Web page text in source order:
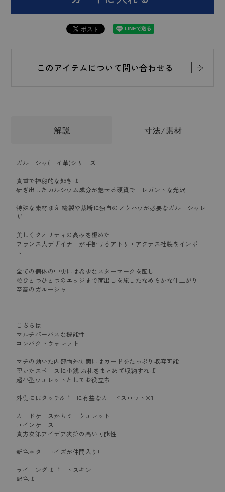
このアイテムについて問い合わせる
解説 寸法/素材
ガルーシャ(エイ革)シリーズ
貴重で神秘的な趣きは
研ぎ出したカルシウム成分が魅せる硬質でエレガントな光沢
特殊な素材ゆえ 縫製や裁断に独自のノウハウが必要なガルーシャレ
ザー
美しくクオリティの高みを極めた
フランス人デザイナーが手掛けるアトリエアクナス社製をインポー
ト
全ての個体の中央には希少なスターマークを配し
粒ひとつひとつのエッジまで面出しを施したなめらかな仕上がり
至高のガルーシャ
こちらは
マルチパーパスな機能性
コンパクトウォレット
マチの効いた内部両外側面にはカードをたっぷり収容可能
空いたスペースに小銭 お札をまとめて収納すれば
超小型ウォレットとしてお役立ち
外側にはタッチ&ゴーに有益なカードスロット×1
カードケースからミニウォレット
コインケース
貴方次第アイデア次第の高い可能性
新色＊ターコイズが仲間入り!!
ライニングはゴートスキン
配色は